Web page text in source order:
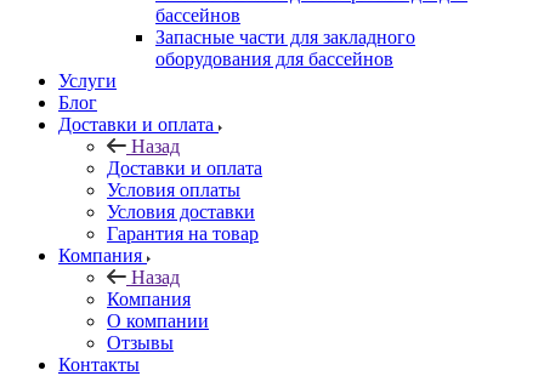
бассейнов
Запасные части для закладного
оборудования для бассейнов
Услуги
Блог
Доставки и оплата
Назад
Доставки и оплата
Условия оплаты
Условия доставки
Гарантия на товар
Компания
Назад
Компания
О компании
Отзывы
Контакты